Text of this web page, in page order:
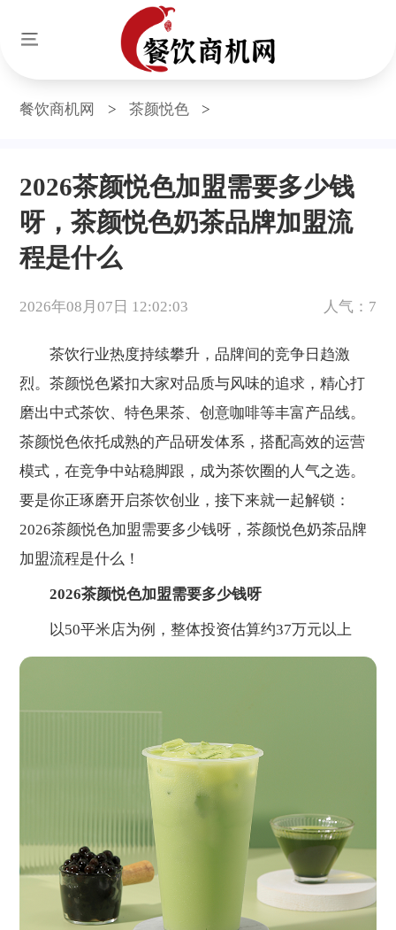
餐饮商机网 > 茶颜悦色 >
2026茶颜悦色加盟需要多少钱
呀，茶颜悦色奶茶品牌加盟流
程是什么
2026年08月07日 12:02:03 人气：7
茶饮行业热度持续攀升，品牌间的竞争日趋激
烈。茶颜悦色紧扣大家对品质与风味的追求，精心打
磨出中式茶饮、特色果茶、创意咖啡等丰富产品线。
茶颜悦色依托成熟的产品研发体系，搭配高效的运营
模式，在竞争中站稳脚跟，成为茶饮圈的人气之选。
要是你正琢磨开启茶饮创业，接下来就一起解锁：
2026茶颜悦色加盟需要多少钱呀，茶颜悦色奶茶品牌
加盟流程是什么！
2026茶颜悦色加盟需要多少钱呀
以50平米店为例，整体投资估算约37万元以上